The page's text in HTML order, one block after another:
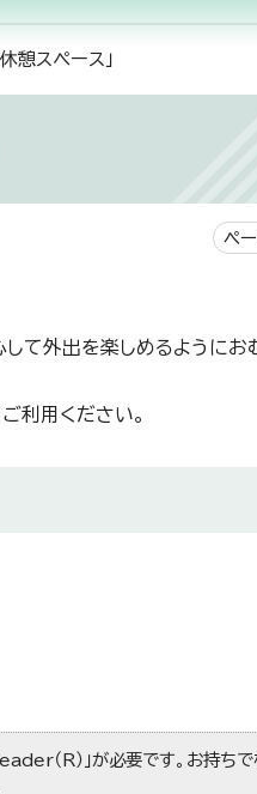
憩スペース」
ペ
して外出を楽しめるように
利用ください。
（R）」が必要です。お持ち